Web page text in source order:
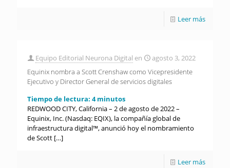
Leer más
Equipo Editorial Neurona Digital en
agosto 3, 2022
Equinix nombra a Scott Crenshaw como Vicepresidente
Ejecutivo y Director General de servicios digitales
Tiempo de lectura: 4 minutos
REDWOOD CITY, California – 2 de agosto de 2022 –
Equinix, Inc. (Nasdaq: EQIX), la compañía global de
infraestructura digital™, anunció hoy el nombramiento
de Scott […]
Leer más